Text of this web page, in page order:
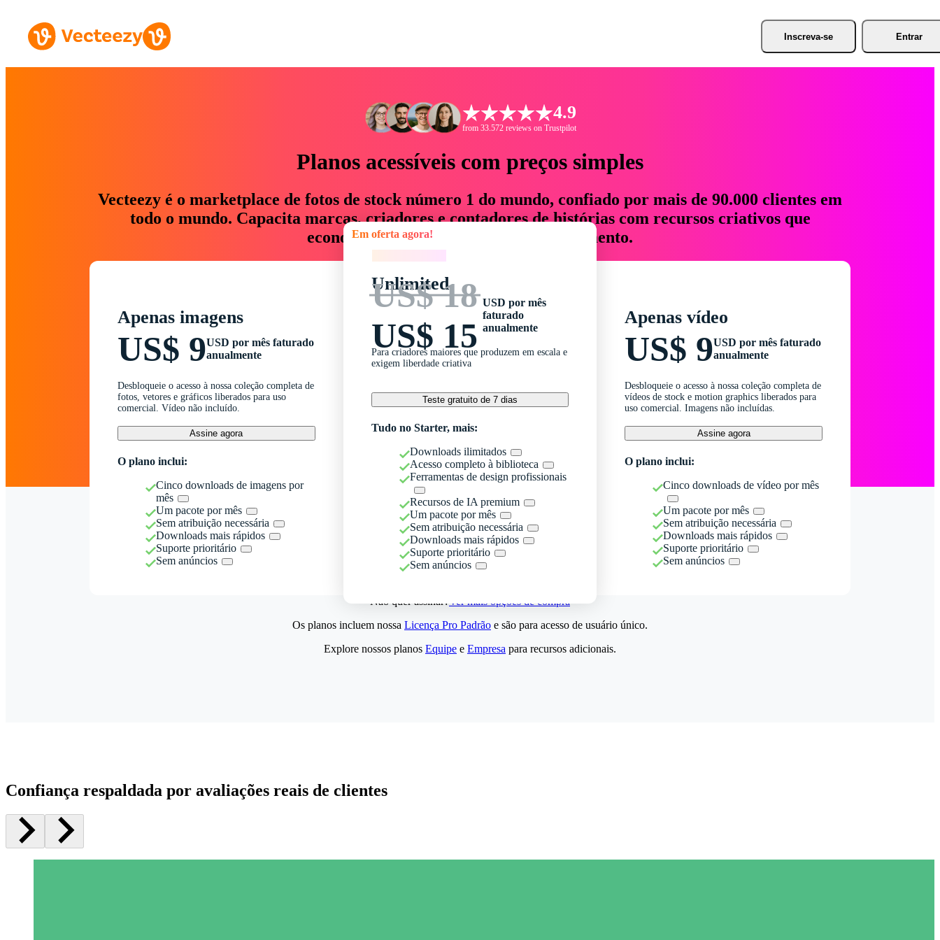
Inscreva-se Entrar
4.9
from 33.572 reviews on Trustpilot
Planos acessíveis com preços simples
Vecteezy é o marketplace de fotos de stock número 1 do mundo, confiado por mais de 90.000 clientes em
todo o mundo. Capacita marcas, criadores e contadores de histórias com recursos criativos que
economizam até 76% em tempo e orçamento.
Apenas imagens
US$ 9USD por mês faturado
anualmente
Desbloqueie o acesso à nossa coleção completa de
fotos, vetores e gráficos liberados para uso
comercial. Vídeo não incluído.
Assine agora
O plano inclui:
Cinco downloads de imagens por
mês
Um pacote por mês
Sem atribuição necessária
Downloads mais rápidos
Suporte prioritário
Sem anúncios
Em oferta agora!
Unlimited
US$ 18
US$ 15
USD por mês
faturado
anualmente
Para criadores maiores que produzem em escala e
exigem liberdade criativa
Teste gratuito de 7 dias
Tudo no Starter, mais:
Downloads ilimitados
Acesso completo à biblioteca
Ferramentas de design profissionais
Recursos de IA premium
Um pacote por mês
Sem atribuição necessária
Downloads mais rápidos
Suporte prioritário
Sem anúncios
Apenas vídeo
US$ 9USD por mês faturado
anualmente
Desbloqueie o acesso à nossa coleção completa de
vídeos de stock e motion graphics liberados para
uso comercial. Imagens não incluídas.
Assine agora
O plano inclui:
Cinco downloads de vídeo por mês
Um pacote por mês
Sem atribuição necessária
Downloads mais rápidos
Suporte prioritário
Sem anúncios
Não quer assinar?Ver mais opções de compra
Os planos incluem nossa Licença Pro Padrão e são para acesso de usuário único.
Explore nossos planos Equipe e Empresa para recursos adicionais.
Confiança respaldada por avaliações reais de clientes